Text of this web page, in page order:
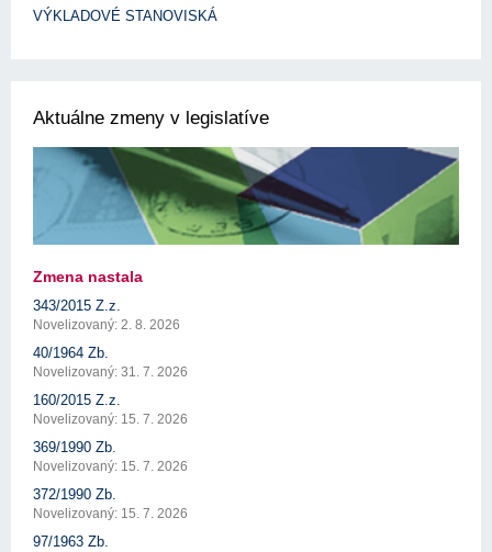
VÝKLADOVÉ STANOVISKÁ
Aktuálne zmeny v legislatíve
Zmena nastala
343/2015 Z.z.
Novelizovaný: 2. 8. 2026
40/1964 Zb.
Novelizovaný: 31. 7. 2026
160/2015 Z.z.
Novelizovaný: 15. 7. 2026
369/1990 Zb.
Novelizovaný: 15. 7. 2026
372/1990 Zb.
Novelizovaný: 15. 7. 2026
97/1963 Zb.